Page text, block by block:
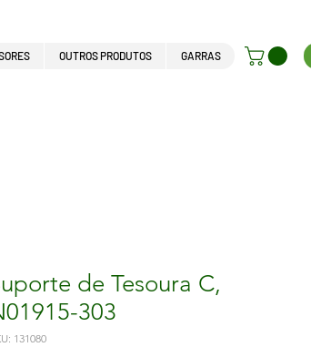
OUTROS PRODUTOS GARRAS
de Tesoura C,
303
131080